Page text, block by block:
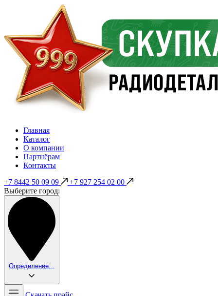
Главная
Каталог
О компании
Партнёрам
Контакты
+7 8442 50 09 09
+7 927 254 02 00
Выберите город:
Определение...